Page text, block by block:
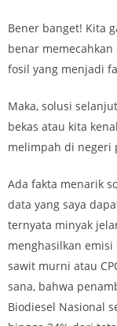
Bener banget! Kita
benar
fosil yang menjadi
Maka, solusi
bekas atau kita
melimpah di negeri
Ada fakta menarik
data yang saya
ternyata minyak
menghasilkan
sawit murni atau
sana, bahwa
Biodiesel Nasional